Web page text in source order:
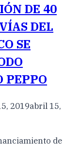
DE 40
DEL
SE
PEPPO
2019abril 15,
de